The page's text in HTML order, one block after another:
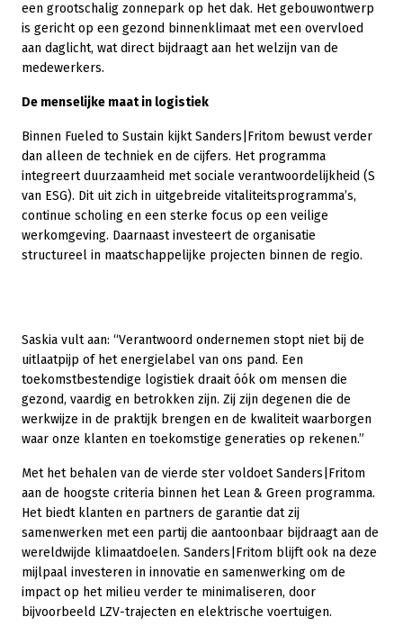
een grootschalig zonnepark op het dak. Het gebouwontwerp
is gericht op een gezond binnenklimaat met een overvloed
aan daglicht, wat direct bijdraagt aan het welzijn van de
medewerkers.
De menselijke maat in logistiek
Binnen Fueled to Sustain kijkt Sanders|Fritom bewust verder
dan alleen de techniek en de cijfers. Het programma
integreert duurzaamheid met sociale verantwoordelijkheid (S
van ESG). Dit uit zich in uitgebreide vitaliteitsprogramma’s,
continue scholing en een sterke focus op een veilige
werkomgeving. Daarnaast investeert de organisatie
structureel in maatschappelijke projecten binnen de regio.
Saskia vult aan: “Verantwoord ondernemen stopt niet bij de
uitlaatpijp of het energielabel van ons pand. Een
toekomstbestendige logistiek draait óók om mensen die
gezond, vaardig en betrokken zijn. Zij zijn degenen die de
werkwijze in de praktijk brengen en de kwaliteit waarborgen
waar onze klanten en toekomstige generaties op rekenen.”
Met het behalen van de vierde ster voldoet Sanders|Fritom
aan de hoogste criteria binnen het Lean & Green programma.
Het biedt klanten en partners de garantie dat zij
samenwerken met een partij die aantoonbaar bijdraagt aan de
wereldwijde klimaatdoelen. Sanders|Fritom blijft ook na deze
mijlpaal investeren in innovatie en samenwerking om de
impact op het milieu verder te minimaliseren, door
bijvoorbeeld LZV-trajecten en elektrische voertuigen.